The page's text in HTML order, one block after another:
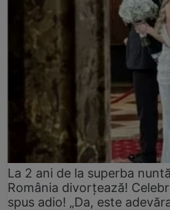
La 2 ani de la superba
România divorțează!
spus adio! „Da, este